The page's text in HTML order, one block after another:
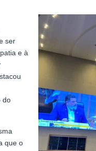
ser
e à
do
que o